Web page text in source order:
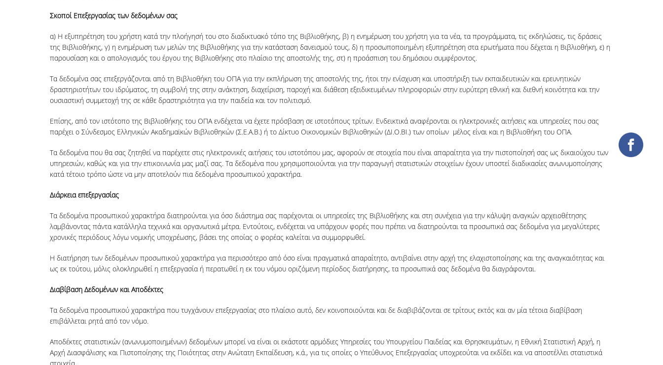
Σκοποί Επεξεργασίας των δεδομένων σας
α) Η εξυπηρέτηση του χρήστη κατά την πλοήγησή του στο διαδικτυακό τόπο της Βιβλιοθήκης, β) η ενημέρωση του χρήστη για τα νέα, τα προγράμματα, τις εκδηλώσεις, τις δράσεις
της Βιβλιοθήκης, γ) η ενημέρωση των μελών της Βιβλιοθήκης για την κατάσταση δανεισμού τους, δ) η προσωποποιημένη εξυπηρέτηση στα ερωτήματα που δέχεται η Βιβλιοθήκη, ε) η
παρουσίαση και ο απολογισμός του έργου της Βιβλιοθήκης στο πλαίσιο της αποστολής της, στ) η προάσπιση του δημόσιου συμφέροντος.
Τα δεδομένα σας επεξεργάζονται από τη Βιβλιοθήκη του ΟΠΑ για την εκπλήρωση της αποστολής της, ήτοι την ενίσχυση και υποστήριξη των εκπαιδευτικών και ερευνητικών
δραστηριοτήτων του ιδρύματος, τη συμβολή της στην ανάκτηση, διαχείριση, παροχή και διάθεση εξειδικευμένων πληροφοριών στην ευρύτερη εθνική και διεθνή κοινότητα και την
ουσιαστική συμμετοχή της σε κάθε δραστηριότητα για την παιδεία και τον πολιτισμό.
Επίσης, από τον ιστότοπο της Βιβλιοθήκης του ΟΠΑ ενδέχεται να έχετε πρόσβαση σε ιστοτόπους τρίτων. Ενδεικτικά αναφέρονται οι ηλεκτρονικές αιτήσεις και υπηρεσίες που σας
παρέχει ο Σύνδεσμος Ελληνικών Ακαδημαϊκών Βιβλιοθηκών (Σ.Ε.Α.Β.) ή το Δίκτυο Οικονομικών Βιβλιοθηκών (ΔΙ.Ο.ΒΙ.) των οποίων μέλος είναι και η Βιβλιοθήκη του ΟΠΑ.
Τα δεδομένα που θα σας ζητηθεί να παρέχετε στις ηλεκτρονικές αιτήσεις του ιστοτόπου μας, αφορούν σε στοιχεία που είναι απαραίτητα για την πιστοποίησή σας ως δικαιούχου των
υπηρεσιών, καθώς και για την επικοινωνία μας μαζί σας. Τα δεδομένα που χρησιμοποιούνται για την παραγωγή στατιστικών στοιχείων έχουν υποστεί διαδικασίες ανωνυμοποίησης
κατά τέτοιο τρόπο ώστε να μην αποτελούν πια δεδομένα προσωπικού χαρακτήρα.
Διάρκεια επεξεργασίας
Τα δεδομένα προσωπικού χαρακτήρα διατηρούνται για όσο διάστημα σας παρέχονται οι υπηρεσίες της Βιβλιοθήκης και στη συνέχεια για την κάλυψη αναγκών αρχειοθέτησης
λαμβάνοντας πάντα κατάλληλα τεχνικά και οργανωτικά μέτρα. Εντούτοις, ενδέχεται να υπάρχουν φορές που πρέπει να διατηρούνται τα προσωπικά σας δεδομένα για μεγαλύτερες
χρονικές περιόδους λόγω νομικής υποχρέωσης, βάσει της οποίας ο φορέας καλείται να συμμορφωθεί.
Η διατήρηση των δεδομένων προσωπικού χαρακτήρα για περισσότερο από όσο είναι πραγματικά απαραίτητο, αντιβαίνει στην αρχή της ελαχιστοποίησης και της αναγκαιότητας και
ως εκ τούτου, μόλις ολοκληρωθεί η επεξεργασία ή περατωθεί η εκ του νόμου οριζόμενη περίοδος διατήρησης, τα προσωπικά σας δεδομένα θα διαγράφονται.
Διαβίβαση Δεδομένων και Αποδέκτες
Τα δεδομένα προσωπικού χαρακτήρα που τυγχάνουν επεξεργασίας στο πλαίσιο αυτό, δεν κοινοποιούνται και δε διαβιβάζονται σε τρίτους εκτός και αν μία τέτοια διαβίβαση
επιβάλλεται ρητά από τον νόμο.
Αποδέκτες στατιστικών (ανωνυμοποιημένων) δεδομένων μπορεί να είναι οι εκάστοτε αρμόδιες Υπηρεσίες του Υπουργείου Παιδείας και Θρησκευμάτων, η Εθνική Στατιστική Αρχή, η
Αρχή Διασφάλισης και Πιστοποίησης της Ποιότητας στην Ανώτατη Εκπαίδευση, κ.ά., για τις οποίες ο Υπεύθυνος Επεξεργασίας υποχρεούται να εκδίδει και να αποστέλλει στατιστικά